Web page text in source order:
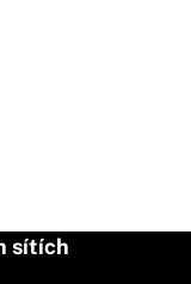
sítích